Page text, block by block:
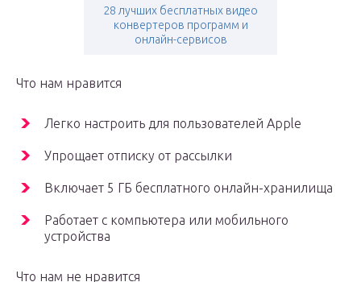
28 лучших бесплатных видео
конвертеров программ и
онлайн-сервисов
Что нам нравится
Легко настроить для пользователей Apple
Упрощает отписку от рассылки
Включает 5 ГБ бесплатного онлайн-хранилища
Работает с компьютера или мобильного
устройства
Что нам не нравится